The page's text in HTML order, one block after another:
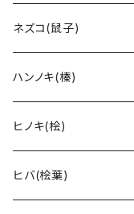
ネズコ(鼠子)
ハンノキ(榛)
ヒノキ(桧)
ヒバ(桧葉)